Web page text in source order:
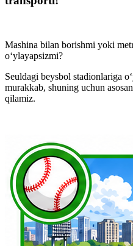
Mashina bilan borishmi yoki
o‘ylayapsizmi?
Seuldagi beysbol stadionlariga
murakkab, shuning uchun
qilamiz.